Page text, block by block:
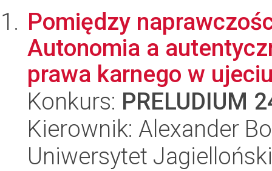
Pomiędzy
Autonomia a
prawa karnego w
Konkurs: PRELUDIUM
Kierownik: Alexander
Uniwersytet Jagielloński